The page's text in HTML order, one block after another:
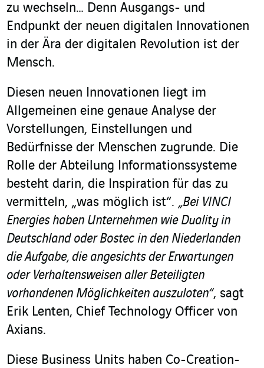
zu wechseln… Denn Ausgangs- und
Endpunkt der neuen digitalen Innovationen
in der Ära der digitalen Revolution ist der
Mensch.
Diesen neuen Innovationen liegt im
Allgemeinen eine genaue Analyse der
Vorstellungen, Einstellungen und
Bedürfnisse der Menschen zugrunde. Die
Rolle der Abteilung Informationssysteme
besteht darin, die Inspiration für das zu
vermitteln, „was möglich ist“. „Bei VINCI
Energies haben Unternehmen wie Duality in
Deutschland oder Bostec in den Niederlanden
die Aufgabe, die angesichts der Erwartungen
oder Verhaltensweisen aller Beteiligten
vorhandenen Möglichkeiten auszuloten“, sagt
Erik Lenten, Chief Technology Officer von
Axians.
Diese Business Units haben Co-Creation-